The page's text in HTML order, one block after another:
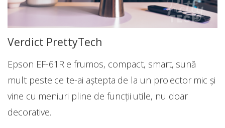
Verdict PrettyTech
Epson EF-61R e frumos, compact, smart, sună
mult peste ce te-ai aștepta de la un proiector mic și
vine cu meniuri pline de funcții utile, nu doar
decorative.